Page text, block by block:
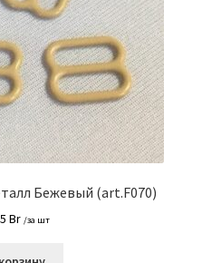
Бежевый (art.F070)
Br /за шт